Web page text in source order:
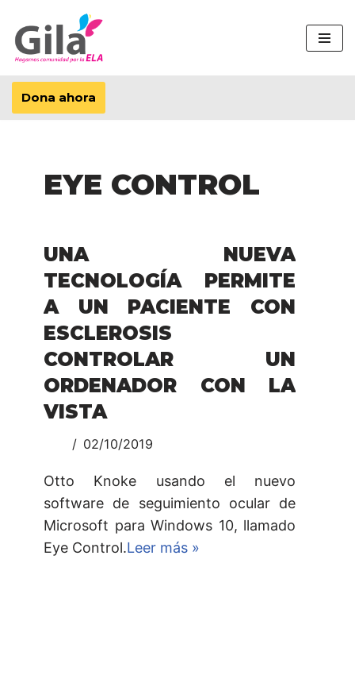
Saltar
al
contenido
Dona ahora
EYE CONTROL
UNA NUEVA
TECNOLOGÍA PERMITE
A UN PACIENTE CON
ESCLEROSIS
CONTROLAR UN
ORDENADOR CON LA
VISTA
02/10/2019
Otto Knoke usando el nuevo
software de seguimiento ocular de
Microsoft para Windows 10, llamado
Eye Control.Leer más »